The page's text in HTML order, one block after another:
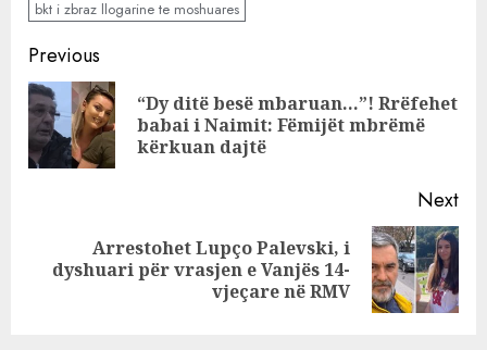
Dudaj.
“Përbindëshi”
prej betoni do të
ngrihet te Liqeni
bkt i zbraz llogarine te moshuares
Continue
Reading
Previous
“Dy ditë besë mbaruan…”! Rrëfehet
babai i Naimit: Fëmijët mbrëmë
kërkuan dajtë
Next
Next
Arrestohet Lupço Palevski, i
dyshuari për vrasjen e Vanjës 14-
vjeçare në RMV